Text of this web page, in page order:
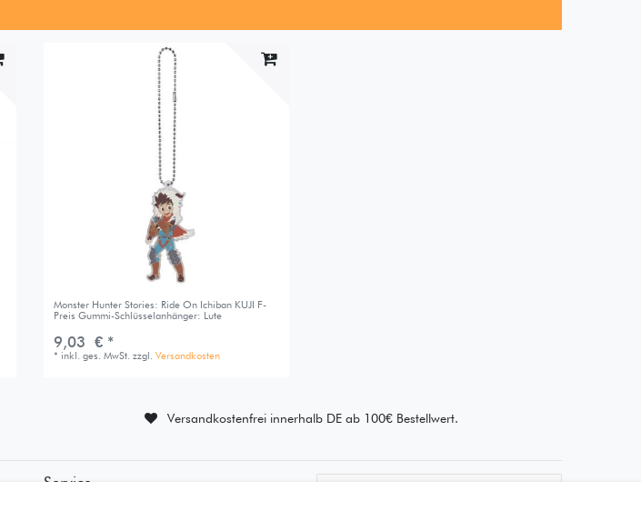
Monster Hunter Stories: Ride On Ichiban KUJI F-
Preis Gummi-Schlüsselanhänger: Lute
9,03 € *
* inkl. ges. MwSt. zzgl.Versandkosten
Versandkostenfrei innerhalb DE ab 100€ Bestellwert.
Service